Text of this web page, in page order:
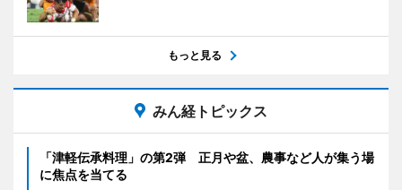
もっと見る
みん経トピックス
「津軽伝承料理」の第2弾 正月や盆、農事など人が集う場
に焦点を当てる